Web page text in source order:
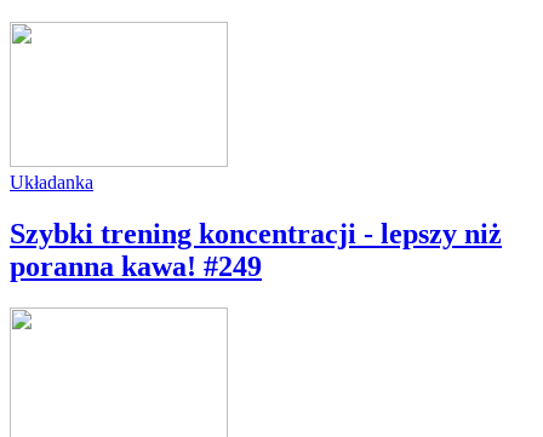
Układanka
Szybki trening koncentracji - lepszy niż
poranna kawa! #249